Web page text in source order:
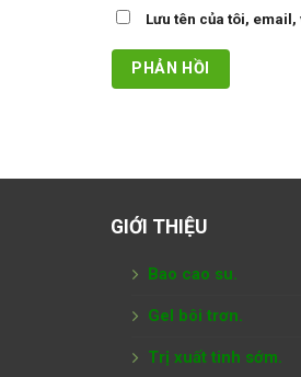
Lưu tên của tôi,
GIỚI THIỆU
Bao cao su.
Gel bôi trơn.
Trị xuất tinh sớm.